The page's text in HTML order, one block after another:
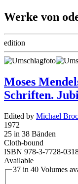
Werke von
edition
Moses
Schriften.
Edited by Michael
1972
25 in 38 Bänden
Cloth-bound
ISBN 978-3-7728-
Available
37 in 40 Volumes